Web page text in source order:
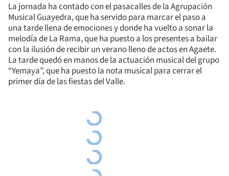
La jornada ha contado con el pasacalles de la Agrupación
Musical Guayedra, que ha servido para marcar el paso a
una tarde llena de emociones y donde ha vuelto a sonar la
melodía de La Rama, que ha puesto a los presentes a bailar
con la ilusión de recibir un verano lleno de actos en Agaete.
La tarde quedó en manos de la actuación musical del grupo
“Yemaya”, que ha puesto la nota musical para cerrar el
primer día de las fiestas del Valle.